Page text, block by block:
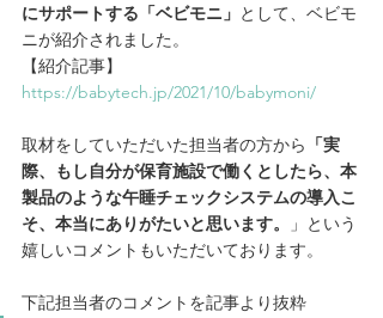
にサポートする「ベビモニ」 として、ベビモ
ニが紹介されました。
【紹介記事】
https://babytech.jp/2021/10/babymoni/
取材をしていただいた担当者の方から 「実
際、もし自分が保育施設で働くとしたら、本
製品のような午睡チェックシステムの導入こ
そ、本当にありがたいと思います。
」という
嬉しいコメントもいただいております。
下記担当者のコメントを記事より抜粋